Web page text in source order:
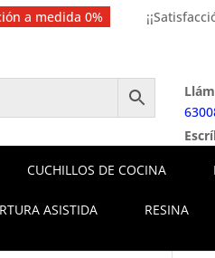
a medida 0%
CUCHILLOS DE COCINA
ASISTIDA RESINA